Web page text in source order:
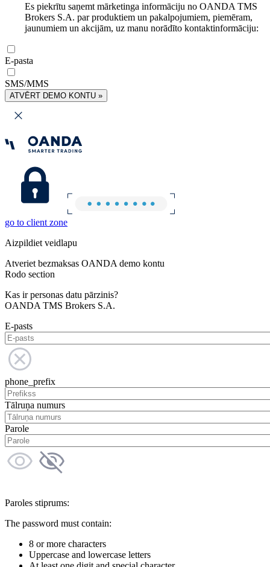
Es piekrītu saņemt mārketinga informāciju no OANDA TMS
Brokers S.A. par produktiem un pakalpojumiem, piemēram,
jaunumiem un akcijām, uz manu norādīto kontaktinformāciju:
E-pasta
SMS/MMS
ATVĒRT DEMO KONTU »
go to client zone
Aizpildiet veidlapu
Atveriet bezmaksas OANDA demo kontu
Rodo section
Kas ir personas datu pārzinis?
OANDA TMS Brokers S.A.
E-pasts
phone_prefix
Tālruņa numurs
Parole
Paroles stiprums:
The password must contain:
8 or more characters
Uppercase and lowercase letters